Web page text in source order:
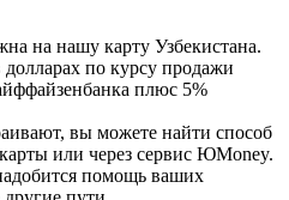
на нашу карту Узбекистана.
долларах по курсу продажи
плюс 5%
вы можете найти способ
или через сервис ЮMoney.
помощь ваших